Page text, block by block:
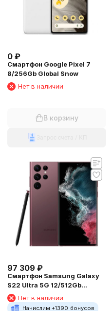
0 ₽
Смартфон Google Pixel 7
8/256Gb Global Snow
Нет в наличии
В корзину
97 309 ₽
Смартфон Samsung Galaxy
S22 Ultra 5G 12/512Gb
(S9080) Snapdragon
Burgundy
Нет в наличии
Начислим +1390 бонусов